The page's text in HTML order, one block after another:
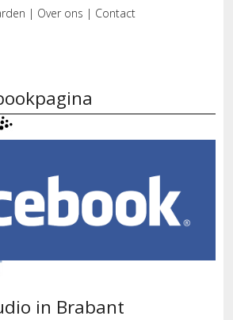
| Over ons | Contact
in Brabant